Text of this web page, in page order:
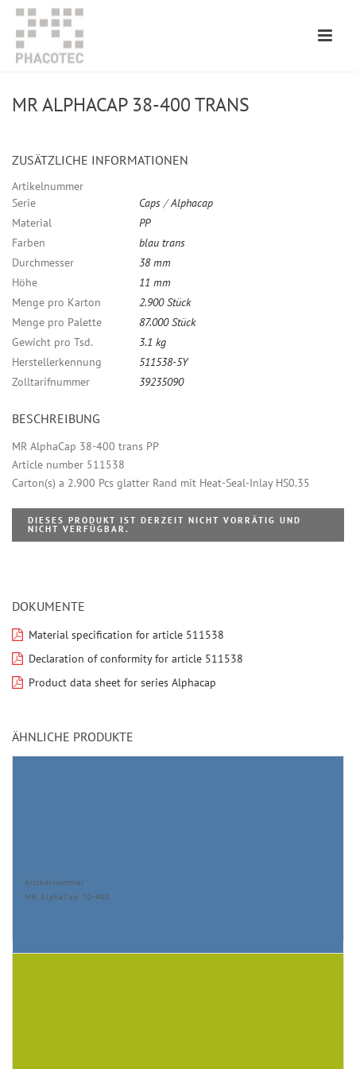
MR ALPHACAP 38-400 TRANS
ZUSÄTZLICHE INFORMATIONEN
Artikelnummer
Serie
Caps /Alphacap
Material
PP
Farben
blau trans
Durchmesser
38 mm
Höhe
11 mm
Menge pro Karton
2.900 Stück
Menge pro Palette
87.000 Stück
Gewicht pro Tsd.
3.1 kg
Herstellerkennung
511538-5Y
Zolltarifnummer
39235090
BESCHREIBUNG
MR AlphaCap 38-400 trans PP
Article number 511538
Carton(s) a 2.900 Pcs glatter Rand mit Heat-Seal-Inlay HS0.35
DIESES PRODUKT IST DERZEIT NICHT VORRÄTIG UND
NICHT VERFÜGBAR.
DOKUMENTE
Material specification for article 511538
Declaration of conformity for article 511538
Product data sheet for series Alphacap
ÄHNLICHE PRODUKTE
Artikelnummer
MR AlphaCap 70-400